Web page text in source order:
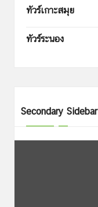
ทัวร์เกาะสมุย
ทัวร์ระนอง
Secondary Sidebar